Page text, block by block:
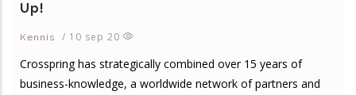
Up!
Kennis / 10 sep 20
Crosspring has strategically combined over 15 years of
business-knowledge, a worldwide network of partners and